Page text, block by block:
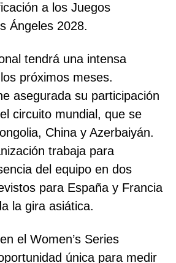
a los Juegos
Ángeles 2028.
tendrá una intensa
próximos meses.
asegurada su participación
circuito mundial, que se
China y Azerbaiyán.
trabaja para
del equipo en dos
para España y Francia
la gira asiática.
el Women’s Series
única para medir